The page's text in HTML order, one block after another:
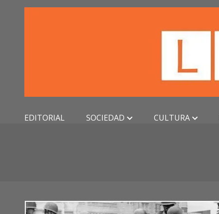
EDITORIAL SOCIEDAD CULTURA